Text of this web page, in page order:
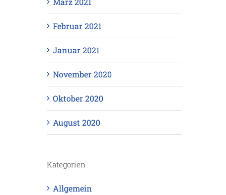
Februar 2021
Januar 2021
November 2020
Oktober 2020
August 2020
Kategorien
Allgemein